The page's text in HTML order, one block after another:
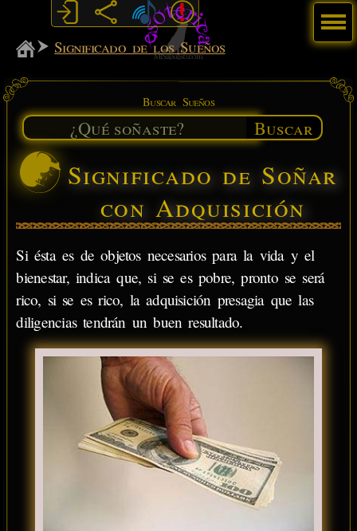
MiSabueso
Significado de los Sueños
Buscar Sueños
Buscar
Significado de Soñar
con Adquisición
Si ésta es de objetos necesarios para la vida y el
bienestar, indica que, si se es pobre, pronto se será
rico, si se es rico, la adquisición presagia que las
diligencias tendrán un buen resultado.
Menú